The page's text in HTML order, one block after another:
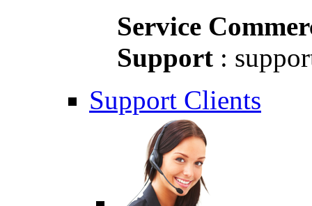
Service
Support :
Support Clients